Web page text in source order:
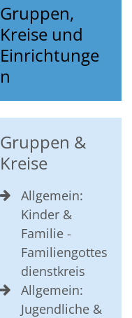
Gruppen,
Kreise und
Einrichtunge
n
Gruppen &
Kreise
Allgemein:
Kinder &
Familie -
Familiengottes
dienstkreis
Allgemein:
Jugendliche &